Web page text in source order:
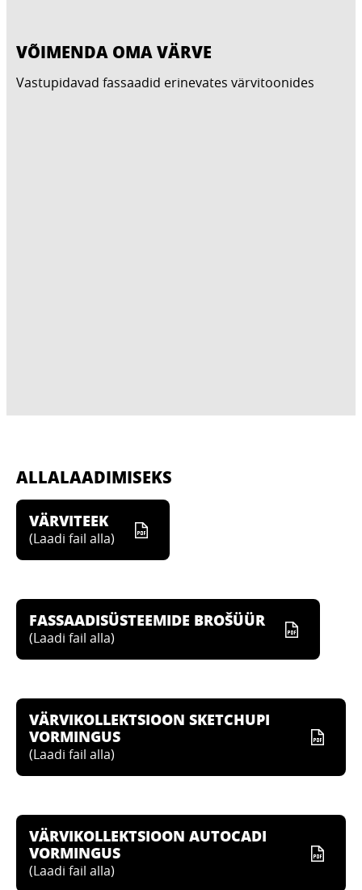
VÕIMENDA OMA VÄRVE
Vastupidavad fassaadid erinevates värvitoonides
ALLALAADIMISEKS
VÄRVITEEK
(Laadi fail alla)
FASSAADISÜSTEEMIDE BROŠÜÜR
(Laadi fail alla)
VÄRVIKOLLEKTSIOON SKETCHUPI
VORMINGUS
(Laadi fail alla)
VÄRVIKOLLEKTSIOON AUTOCADI
VORMINGUS
(Laadi fail alla)